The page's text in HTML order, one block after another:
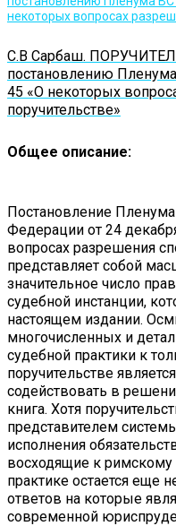
С.В Сарбаш.
постановлению
45 «О некоторых
поручительстве»
Общее описание:
Постановление
Федерации от 24
вопросах разрешения
представляет собой
значительное число
судебной инстанции,
настоящем издании.
многочисленных и
судебной практики к
поручительстве
содействовать в
книга. Хотя
представителем
исполнения
восходящие к римскому
практике остается еще
ответов на которые
современной